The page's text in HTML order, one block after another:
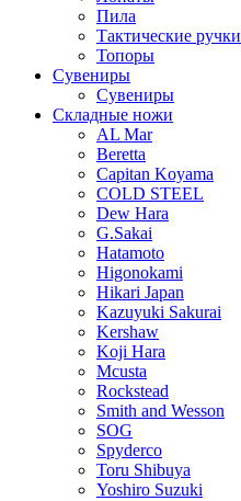
Пила
Тактические ручки
Топоры
Сувениры
Сувениры
Складные ножи
AL Mar
Beretta
Capitan Koyama
COLD STEEL
Dew Hara
G.Sakai
Hatamoto
Higonokami
Hikari Japan
Kazuyuki Sakurai
Kershaw
Koji Hara
Mcusta
Rockstead
Smith and Wesson
SOG
Spyderco
Toru Shibuya
Yoshiro Suzuki